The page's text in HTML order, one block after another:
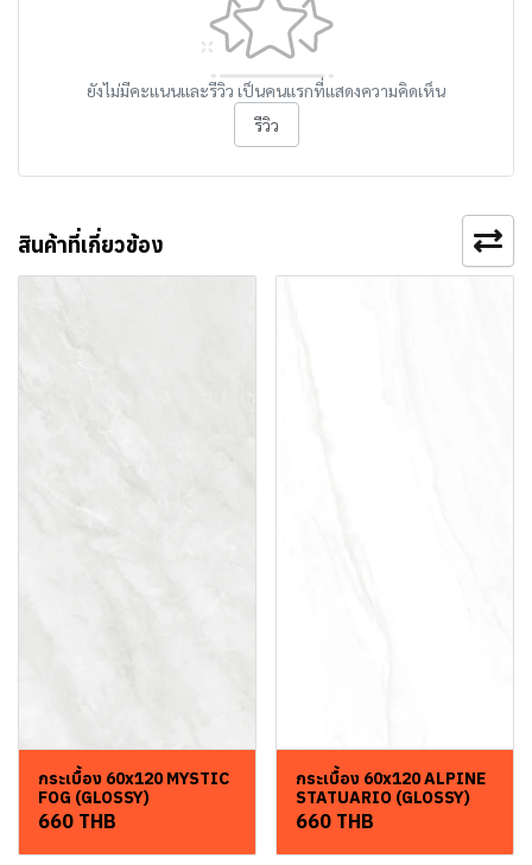
ยังไม่มีคะแนนและรีวิว เป็นคนแรกที่แสดงความคิดเห็น
รีวิว
สินค้าที่เกี่ยวข้อง
กระเบื้อง 60x120 MYSTIC
FOG (GLOSSY)
660 THB
กระเบื้อง 60x120 ALPINE
STATUARIO (GLOSSY)
660 THB